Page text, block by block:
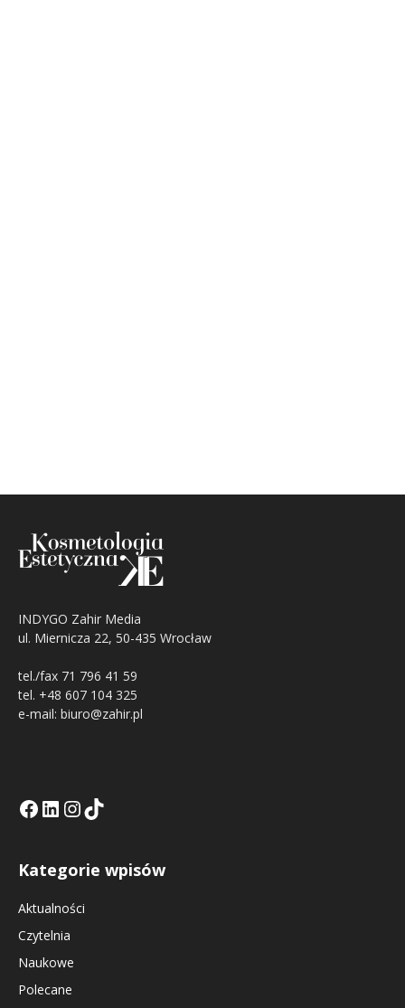
INDYGO Zahir Media
ul. Miernicza 22, 50-435 Wrocław
tel./fax 71 796 41 59
tel. +48 607 104 325
e-mail: biuro@zahir.pl
Facebook
LinkedIn
Tik Tok KEInstagramm KE
Kategorie wpisów
Aktualności
Czytelnia
Naukowe
Polecane